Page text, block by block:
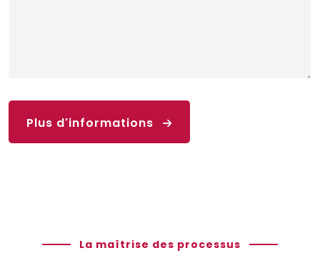
Plus d'informations
La maîtrise des processus